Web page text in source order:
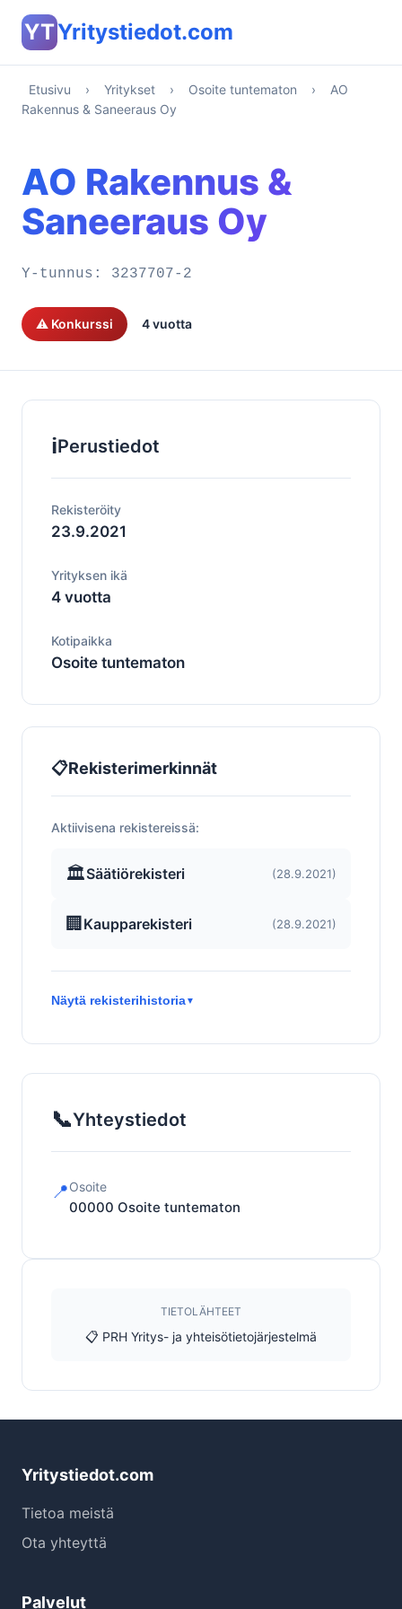
YTYritystiedot.com
Etusivu › Yritykset › Osoite tuntematon ›
AO
Rakennus & Saneeraus Oy
AO Rakennus &
Saneeraus Oy
Y-tunnus: 3237707-2
⚠️ Konkurssi 4 vuotta
ℹ️Perustiedot
Rekisteröity
23.9.2021
Yrityksen ikä
4 vuotta
Kotipaikka
Osoite tuntematon
📋Rekisterimerkinnät
Aktiivisena rekistereissä:
🏛️Säätiörekisteri (28.9.2021)
🏢 Kaupparekisteri (28.9.2021)
Näytä rekisterihistoria▼
📞Yhteystiedot
📍Osoite
00000 Osoite tuntematon
TIETOLÄHTEET
📋 PRH Yritys- ja yhteisötietojärjestelmä
Yritystiedot.com
Tietoa meistä
Ota yhteyttä
Palvelut